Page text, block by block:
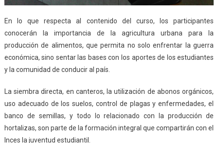
En lo que respecta al contenido del curso, los participantes
conocerán la importancia de la agricultura urbana para la
producción de alimentos, que permita no solo enfrentar la guerra
económica, sino sentar las bases con los aportes de los estudiantes
y la comunidad de conducir al país.
La siembra directa, en canteros, la utilización de abonos orgánicos,
uso adecuado de los suelos, control de plagas y enfermedades, el
banco de semillas, y todo lo relacionado con la producción de
hortalizas, son parte de la formación integral que compartirán con el
Inces la juventud estudiantil.